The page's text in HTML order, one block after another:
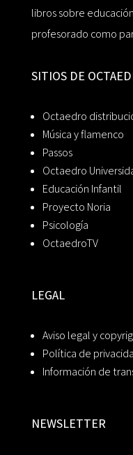
libros sobre
profesorado como
SITIOS DE
Octaedro
Música y flamenco
Passos
Octaedro
Educación Infantil
Proyecto Noria
Psicología
OctaedroTV
LEGAL
Aviso legal y
Política de
Información de
NEWSLETTER